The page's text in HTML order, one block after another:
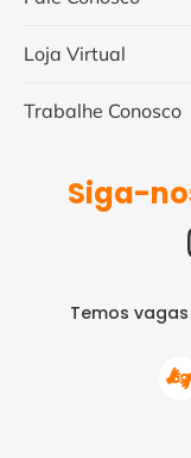
Loja Virtual
Trabalhe Conosco
Siga-
Temos